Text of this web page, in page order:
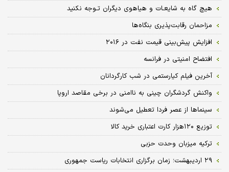
هیچ گاه به شایعـات و هیاهوی دیگران تـوجه نکنید
مزاحمان رقابت‌پذیری بنگاه‌ها
افزایش پیش‌بینی قیمت نفت در ۲۰۱۶
افتضاح امنیتی در فرانسه
آخرین فیلم کیارستمی در شب کارگردانان
واکنش گردشگران چینی به ناامنی در برخی مقاصد اروپا
سینماها از عصر فردا تعطیل می‌شوند
توزیع ۱۲۰هزار کارت اعتباری خرید کالا
ترکیه میزبان وحدت حزبی
۲۹ اردیبهشت؛ زمان برگزاری انتخابات ریاست جمهوری